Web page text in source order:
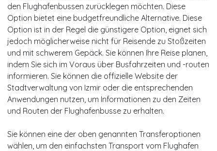
den Flughafenbussen zurücklegen möchten. Diese
Option bietet eine budgetfreundliche Alternative. Diese
Option ist in der Regel die günstigere Option, eignet sich
jedoch möglicherweise nicht für Reisende zu Stoßzeiten
und mit schwerem Gepäck. Sie können Ihre Reise planen,
indem Sie sich im Voraus über Busfahrzeiten und -routen
informieren. Sie können die offizielle Website der
Stadtverwaltung von Izmir oder die entsprechenden
Anwendungen nutzen, um Informationen zu den Zeiten
und Routen der Flughafenbusse zu erhalten.
Sie können eine der oben genannten Transferoptionen
wählen, um den einfachsten Transport vom Flughafen